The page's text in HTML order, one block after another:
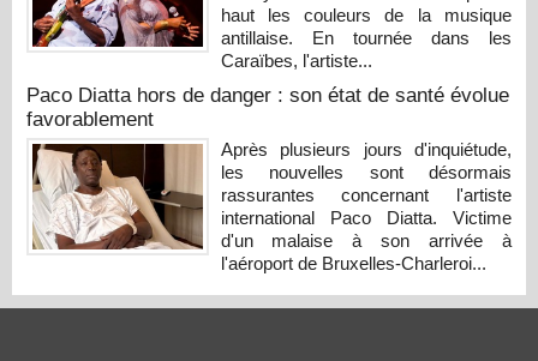
haut les couleurs de la musique
antillaise. En tournée dans les
Caraïbes, l'artiste...
Paco Diatta hors de danger : son état de santé évolue
favorablement
Après plusieurs jours d'inquiétude,
les nouvelles sont désormais
rassurantes concernant l'artiste
international Paco Diatta. Victime
d'un malaise à son arrivée à
l'aéroport de Bruxelles-Charleroi...